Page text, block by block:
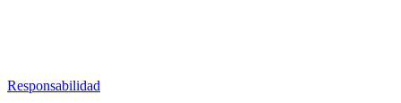
Responsabilidad